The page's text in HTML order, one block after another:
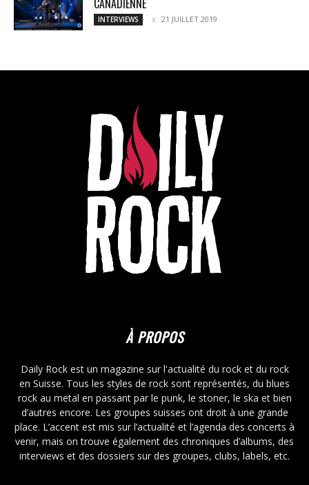
CANADIENNE
INTERVIEWS 21 JUILLET 2019
À PROPOS
Daily Rock est un magazine sur l'actualité du rock et du rock
en Suisse. Tous les styles de rock sont représentés, du blues
rock au metal en passant par le punk, le stoner, le ska et bien
d’autres encore. Les groupes suisses ont droit à une grande
place. L’accent est mis sur l’actualité et l’agenda des concerts à
venir, mais on trouve également des chroniques d’albums, des
interviews et des dossiers sur des groupes, clubs, labels, etc.